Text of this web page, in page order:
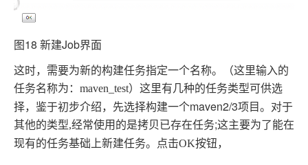
图18 新建Job界面
这时，需要为新的构建任务指定一个名称。（这里输入的
任务名称为：
maven_test） 这里有几种的任务类型可供选
择，鉴于初步介绍，先选择构建一个maven2/3项目。对于
其他的类型,经常使用的是拷贝已存在任务;这主要为了能在
现有的任务基础上新建任务。点击OK按钮，